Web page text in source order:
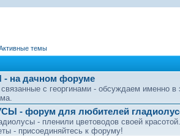
темы
на дачном форуме
с георгинами - обсуждаем именно в
- форум для любителей
- пленили цветоводов своей
- присоединяйтесь к форуму!